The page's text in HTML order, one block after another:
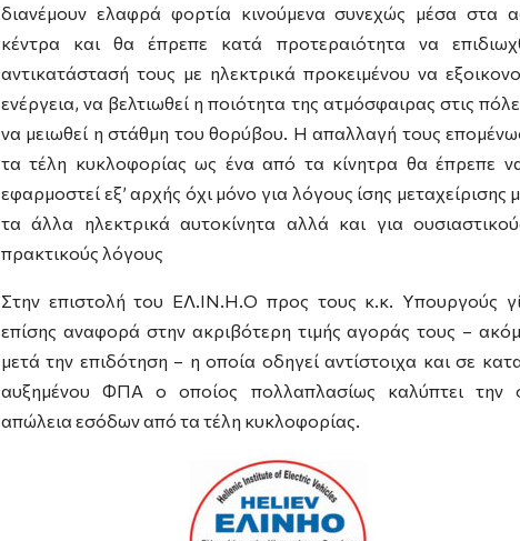
διανέμουν ελαφρά φορτία κινούμενα συνεχώς μέσα στα
κέντρα και θα έπρεπε κατά προτεραιότητα να
αντικατάστασή τους με ηλεκτρικά προκειμένου να
ενέργεια, να βελτιωθεί η ποιότητα της ατμόσφαιρας στις
να μειωθεί η στάθμη του θορύβου. Η απαλλαγή τους
τα τέλη κυκλοφορίας ως ένα από τα κίνητρα θα έπρεπε
εφαρμοστεί εξ’ αρχής όχι μόνο για λόγους ίσης μεταχείρισης
τα άλλα ηλεκτρικά αυτοκίνητα αλλά και για
πρακτικούς λόγους
Στην επιστολή του ΕΛ.ΙΝ.Η.Ο προς τους κ.κ. Υπουργούς
επίσης αναφορά στην ακριβότερη τιμής αγοράς τους –
μετά την επιδότηση – η οποία οδηγεί αντίστοιχα και σε
αυξημένου ΦΠΑ ο οποίος πολλαπλασίως καλύπτει την
απώλεια εσόδων από τα τέλη κυκλοφορίας.